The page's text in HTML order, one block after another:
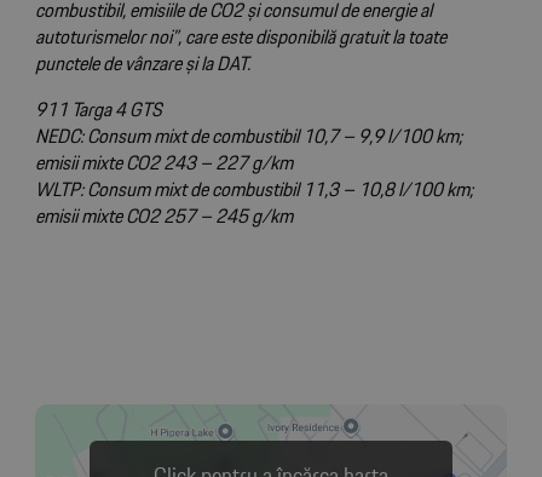
combustibil, emisiile de CO2 și consumul de energie al
autoturismelor noi”, care este disponibilă gratuit la toate
punctele de vânzare și la DAT.
911 Targa 4 GTS
NEDC: Consum mixt de combustibil 10,7 – 9,9 l/100 km;
emisii mixte CO2 243 – 227 g/km
WLTP: Consum mixt de combustibil 11,3 – 10,8 l/100 km;
emisii mixte CO2 257 – 245 g/km